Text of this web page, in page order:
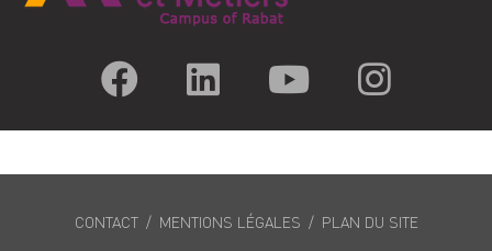
FOOTERCONTACT MENTIONS LÉGALES PLAN DU SITE